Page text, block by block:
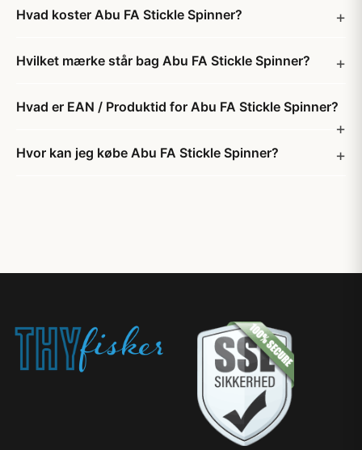
Hvad koster Abu FA Stickle Spinner?
Hvilket mærke står bag Abu FA Stickle Spinner?
Hvad er EAN / Produktid for Abu FA Stickle Spinner?
Hvor kan jeg købe Abu FA Stickle Spinner?